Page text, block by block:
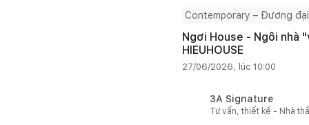
Contemporary – Đương đại
Ngơi House - Ngôi
HIEUHOUSE
27/06/2026, lúc 10:00
3A Signature
Tư vấn, thiết kế - Nhà